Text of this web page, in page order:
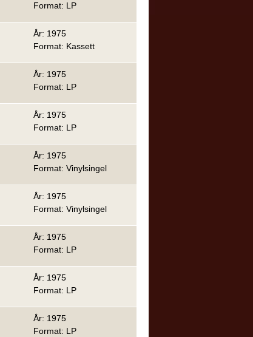
Format: LP
År: 1975
Format: Kassett
År: 1975
Format: LP
År: 1975
Format: LP
År: 1975
Format: Vinylsingel
År: 1975
Format: Vinylsingel
År: 1975
Format: LP
År: 1975
Format: LP
År: 1975
Format: LP